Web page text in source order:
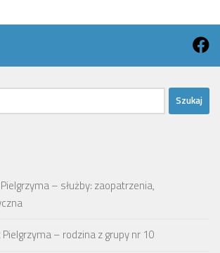
– służby: zaopatrzenia,
– rodzina z grupy nr 10